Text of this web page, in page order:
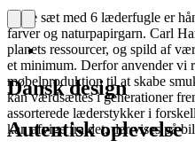
Dette sæt med 6 læderfugle er
farver og naturpapirgarn. Carl
planets ressourcer, og spild af
et minimum. Derfor anvender vi
møbelproduktion til at skabe
kan værdsættes i generationer
assorterede læderstykker i
kan afvige fra det, der vises på
Dansk design
Autentisk oplevelse